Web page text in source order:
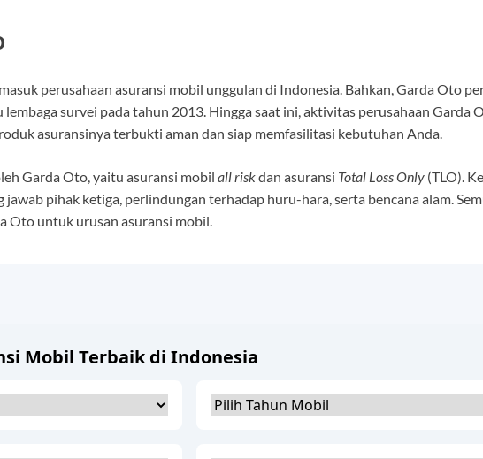
perusahaan asuransi mobil unggulan di Indonesia. Bahkan, Garda Oto
survei pada tahun 2013. Hingga saat ini, aktivitas perusahaan Garda
asuransinya terbukti aman dan siap memfasilitasi kebutuhan Anda.
Garda Oto, yaitu asuransi mobil all riskdan asuransi Total Loss Only (TLO).
pihak ketiga, perlindungan terhadap huru-hara, serta bencana alam.
Oto untuk urusan asuransi mobil.